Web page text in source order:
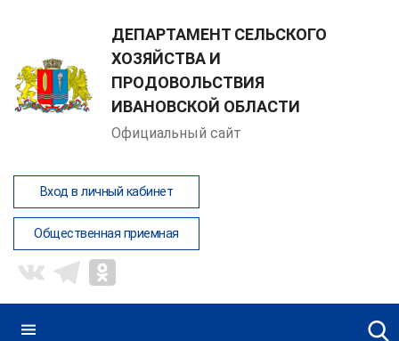
ДЕПАРТАМЕНТ СЕЛЬСКОГО
ХОЗЯЙСТВА И
ПРОДОВОЛЬСТВИЯ
ИВАНОВСКОЙ ОБЛАСТИ
Официальный сайт
Вход в личный кабинет
Общественная приемная